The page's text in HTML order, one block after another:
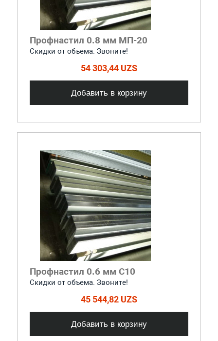
Профнастил 0.8 мм МП-20
Скидки от объема. Звоните!
54 303,44 UZS
Добавить в корзину
Профнастил 0.6 мм С10
Скидки от объема. Звоните!
45 544,82 UZS
Добавить в корзину